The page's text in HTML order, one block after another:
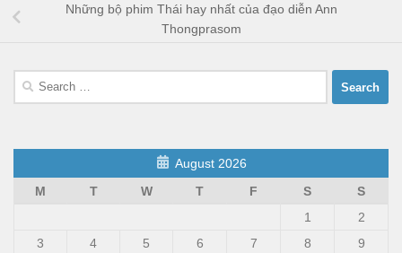
Những bộ phim Thái hay nhất của đạo diễn Ann
Thongprasom
Search
for:
August 2026
M
T W T F S
S
1
2
3
4 5 6 7 8 9